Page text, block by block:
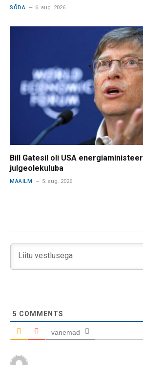
SÕDA 6. aug. 2026
Bill Gatesil oli USA
julgeolekuluba
MAAILM 5. aug. 2026
5 COMMENTS
vanemad